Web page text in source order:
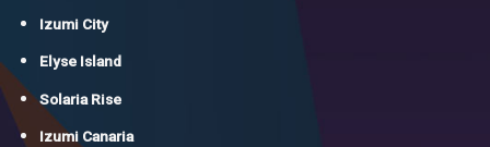
Izumi City
Elyse Island
Solaria Rise
Izumi Canaria